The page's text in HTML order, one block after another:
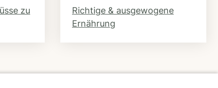
zu
Richtige & ausgewogene
Ernährung